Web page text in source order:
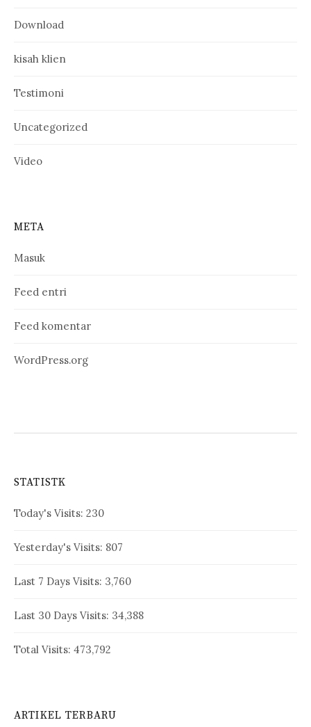
Download
kisah klien
Testimoni
Uncategorized
Video
META
Masuk
Feed entri
Feed komentar
WordPress.org
STATISTK
Today's Visits: 230
Yesterday's Visits: 807
Last 7 Days Visits: 3,760
Last 30 Days Visits: 34,388
Total Visits: 473,792
ARTIKEL TERBARU